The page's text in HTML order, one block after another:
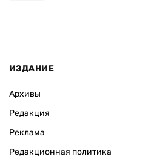
ИЗДАНИЕ
Архивы
Редакция
Реклама
Редакционная политика